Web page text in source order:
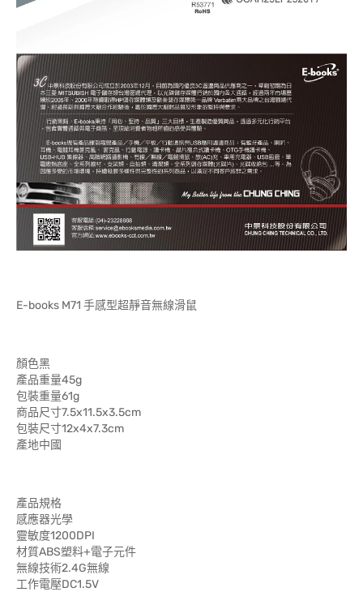
E-books M71 手感型超靜音無線滑鼠
顏色黑
產品重量45g
包裝重量61g
商品尺寸7.5x11.5x3.5cm
包裝尺寸12x4x7.3cm
產地中國
產品規格
感應器光學
靈敏度1200DPI
材質ABS塑料+電子元件
無線技術2.4G無線
工作電壓DC1.5V